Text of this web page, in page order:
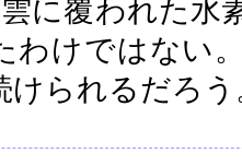
に覆われた水
わけではない
けられるだろう